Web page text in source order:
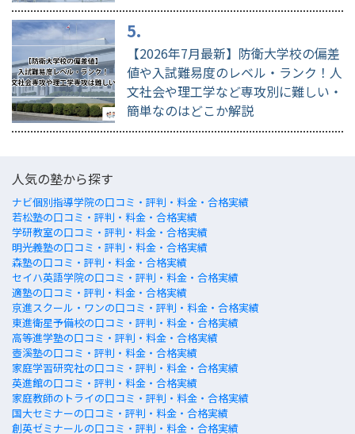
【2026年7月最新】防衛大学校の偏差
値や入試難易度のレベル・ランク！人
文社会や理工学など専攻別に難しい・
簡単なのはどこか解説
人気の塾から探す
ナビ個別指導学院の口コミ・評判・料金・合格実績
若松塾の口コミ・評判・料金・合格実績
学研教室の口コミ・評判・料金・合格実績
明光義塾の口コミ・評判・料金・合格実績
森塾の口コミ・評判・料金・合格実績
セイハ英語学院の口コミ・評判・料金・合格実績
適塾の口コミ・評判・料金・合格実績
京進スクール・ワンの口コミ・評判・料金・合格実績
東進衛星予備校の口コミ・評判・料金・合格実績
高等進学塾の口コミ・評判・料金・合格実績
壺溪塾の口コミ・評判・料金・合格実績
家庭学習研究社の口コミ・評判・料金・合格実績
英進館の口コミ・評判・料金・合格実績
家庭教師のトライの口コミ・評判・料金・合格実績
国大セミナーの口コミ・評判・料金・合格実績
創英ゼミナールの口コミ・評判・料金・合格実績